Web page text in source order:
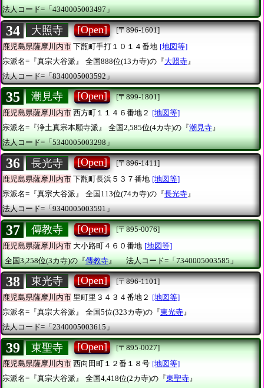
法人コード=「4340005003497」
34 大照寺 [Open]
[〒896-1601]
鹿児島県薩摩川内市 下甑町手打１０１４番地 [地図等]
宗派名=『真宗大谷派』
全国888位(13カ寺)の『大照寺 』
法人コード=「8340005003592」
35 潮見寺 [Open]
[〒899-1801]
鹿児島県薩摩川内市 西方町１１４６番地２ [地図等]
宗派名=『浄土真宗本願寺派』
全国2,585位(4カ寺)の『潮見寺 』
法人コード=「5340005003298」
36 長光寺 [Open]
[〒896-1411]
鹿児島県薩摩川内市 下甑町長浜５３７番地 [地図等]
宗派名=『真宗大谷派』
全国113位(74カ寺)の『長光寺』
法人コード=「9340005003591」
37 傳教寺 [Open]
[〒895-0076]
鹿児島県薩摩川内市 大小路町４６０番地 [地図等]
全国3,258位(3カ寺)の『傳教寺』 法人コード=「7340005003585」
38 東光寺 [Open]
[〒896-1101]
鹿児島県薩摩川内市 里町里３４３４番地２ [地図等]
宗派名=『真宗大谷派』
全国5位(323カ寺)の『東光寺 』
法人コード=「2340005003615」
39 東聖寺 [Open]
[〒895-0027]
鹿児島県薩摩川内市 西向田町１２番１８号 [地図等]
宗派名=『真宗大谷派』
全国4,418位(2カ寺)の『東聖寺』